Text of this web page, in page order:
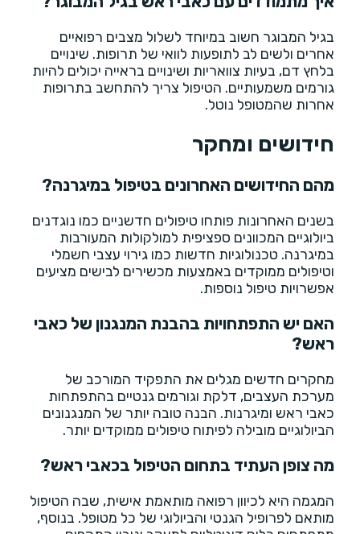
בגיל המבוגר חשוב במיוחד לשלול מצבים רפואיים
אחרים ולשים לב לתופעות לוואי של תרופות. שינויים
בלחץ דם, בעיות צוואריות ושינויים בראייה יכולים להיות
גורמים משמעותיים. הטיפול צריך להתחשב בתרופות
אחרות שהמטופל נוטל.
חידושים ומחקר
מהם החידושים האחרונים בטיפול במיגרנה?
בשנים האחרונות פותחו טיפולים חדשניים כמו נוגדנים
ביולוגיים המכוונים ספציפית למולקולות המעורבות
במיגרנה. טכנולוגיות חדשות כמו גירוי עצבי חשמלי
וטיפולים ממוקדים באמצעות מכשירים לבישים מציעים
אפשרויות טיפול נוספות.
האם יש התפתחויות בהבנת המנגנון של כאבי
ראש?
מחקרים חדשים מגלים את התפקיד המורכב של
מערכת העצבים, דלקת וגורמים גנטיים בהתפתחות
כאבי ראש ומיגרנות. הבנה טובה יותר של המנגנונים
הביולוגיים מובילה לפיתוח טיפולים ממוקדים יותר.
מה צופן העתיד בתחום הטיפול בכאבי ראש?
המגמה היא לכיוון רפואה מותאמת אישית, שבה הטיפול
מותאם לפרופיל הגנטי והביולוגי של כל מטופל. בנוסף,